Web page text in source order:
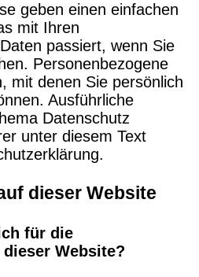
geben einen einfachen
mit Ihren
passiert, wenn Sie
Personenbezogene
mit denen Sie persönlich
Ausführliche
Datenschutz
unter diesem Text
dieser Website
für die
Website?